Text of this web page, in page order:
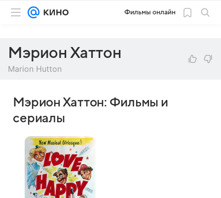
Фильмы онлайн
Мэрион Хаттон
Marion Hutton
Мэрион Хаттон: Фильмы и
сериалы